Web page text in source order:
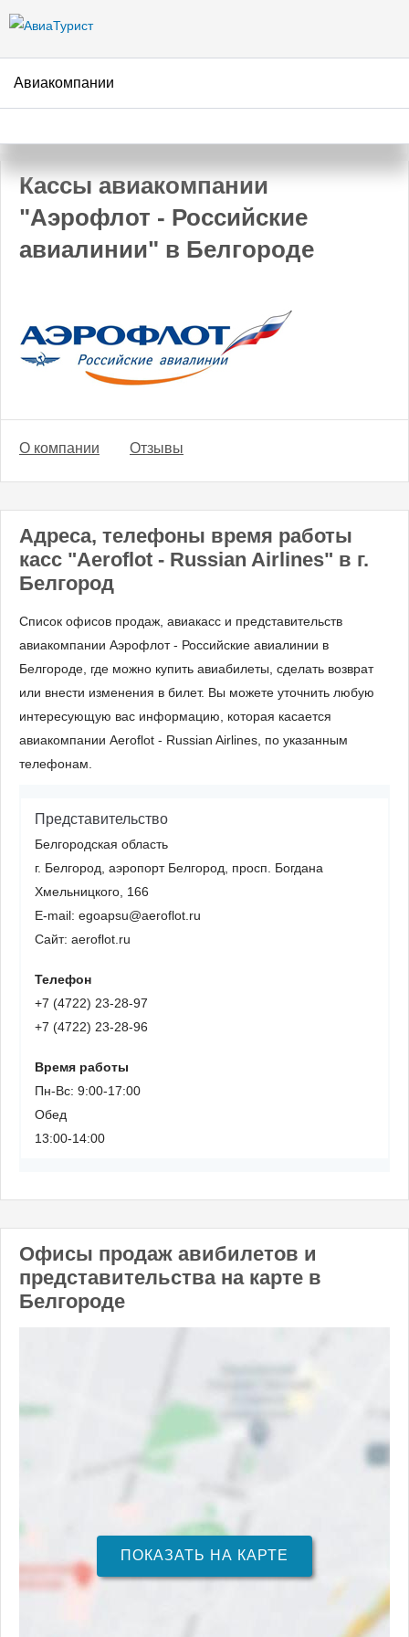
Авиакомпании
Кассы авиакомпании
"Аэрофлот - Российские
авиалинии" в Белгороде
О компании Отзывы
Адреса, телефоны время работы
касс "Aeroflot - Russian Airlines" в г.
Белгород
Список офисов продаж, авиакасс и представительств
авиакомпании Аэрофлот - Российские авиалинии в
Белгороде, где можно купить авиабилеты, сделать возврат
или внести изменения в билет. Вы можете уточнить любую
интересующую вас информацию, которая касается
авиакомпании Aeroflot - Russian Airlines, по указанным
телефонам.
Представительство
Белгородская область
г. Белгород, аэропорт Белгород, просп. Богдана
Хмельницкого, 166
E-mail: egoapsu@aeroflot.ru
Сайт: aeroflot.ru
Телефон
+7 (4722) 23-28-97
+7 (4722) 23-28-96
Время работы
Пн-Вс: 9:00-17:00
Обед
13:00-14:00
Офисы продаж авибилетов и
представительства на карте в
Белгороде
ПОКАЗАТЬ НА КАРТЕ